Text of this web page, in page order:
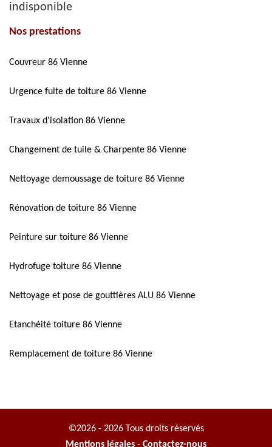
indisponible
Nos prestations
Couvreur 86 Vienne
Urgence fuite de toiture 86 Vienne
Travaux d'isolation 86 Vienne
Changement de tuile & Charpente 86 Vienne
Nettoyage demoussage de toiture 86 Vienne
Rénovation de toiture 86 Vienne
Peinture sur toiture 86 Vienne
Hydrofuge toiture 86 Vienne
Nettoyage et pose de gouttières ALU 86 Vienne
Etanchéité toiture 86 Vienne
Remplacement de toiture 86 Vienne
©2026 - 2026 Tous droits réservés
Mentions légales - Contactez-nous